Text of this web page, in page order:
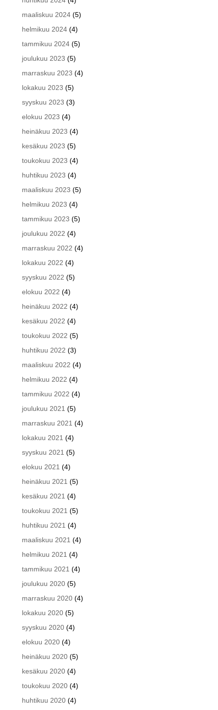
maaliskuu 2024(5)
helmikuu 2024(4)
tammikuu 2024(5)
joulukuu 2023 (5)
marraskuu 2023 (4)
lokakuu 2023 (5)
syyskuu 2023 (3)
elokuu 2023 (4)
heinäkuu 2023 (4)
kesäkuu 2023 (5)
toukokuu 2023 (4)
huhtikuu 2023 (4)
maaliskuu 2023 (5)
helmikuu 2023 (4)
tammikuu 2023 (5)
joulukuu 2022 (4)
marraskuu 2022 (4)
lokakuu 2022 (4)
syyskuu 2022 (5)
elokuu 2022 (4)
heinäkuu 2022 (4)
kesäkuu 2022 (4)
toukokuu 2022 (5)
huhtikuu 2022 (3)
maaliskuu 2022 (4)
helmikuu 2022 (4)
tammikuu 2022 (4)
joulukuu 2021 (5)
marraskuu 2021 (4)
lokakuu 2021 (4)
syyskuu 2021 (5)
elokuu 2021 (4)
heinäkuu 2021 (5)
kesäkuu 2021 (4)
toukokuu 2021 (5)
huhtikuu 2021 (4)
maaliskuu 2021 (4)
helmikuu 2021 (4)
tammikuu 2021 (4)
joulukuu 2020(5)
marraskuu 2020(4)
lokakuu 2020(5)
syyskuu 2020(4)
elokuu 2020(4)
heinäkuu 2020(5)
kesäkuu 2020(4)
toukokuu 2020(4)
huhtikuu 2020(4)